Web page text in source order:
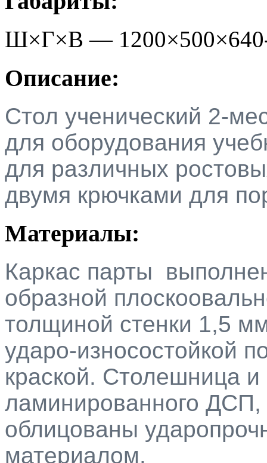
Ш×Г×В — 1200×500×
Описание:
Стол ученический 2-
для оборудования
для различных
двумя крючками для
Материалы:
Каркас парты
образной
толщиной стенки 1,5
ударо-износостойкой
краской. Столешница и
ламинированного
облицованы
материалом.